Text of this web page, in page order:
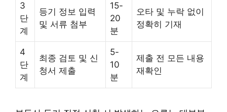
3
단
계
등기 정보 입력
및 서류 첨부
15-
20
분
오타 및 누락 없이
정확히 기재
4
단
계
최종 검토 및 신
청서 제출
5-
10
분
제출 전 모든 내용
재확인